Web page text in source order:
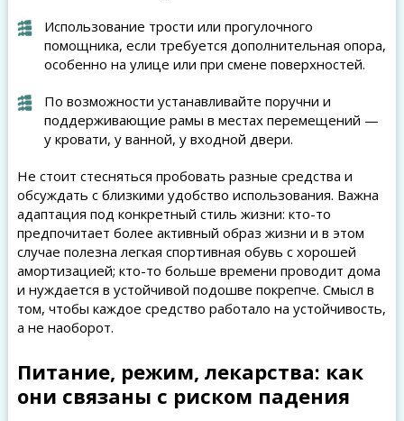
Использование трости или прогулочного
помощника, если требуется дополнительная опора,
особенно на улице или при смене поверхностей.
По возможности устанавливайте поручни и
поддерживающие рамы в местах перемещений —
у кровати, у ванной, у входной двери.
Не стоит стесняться пробовать разные средства и
обсуждать с близкими удобство использования. Важна
адаптация под конкретный стиль жизни: кто-то
предпочитает более активный образ жизни и в этом
случае полезна легкая спортивная обувь с хорошей
амортизацией; кто-то больше времени проводит дома
и нуждается в устойчивой подошве покрепче. Смысл в
том, чтобы каждое средство работало на устойчивость,
а не наоборот.
Питание, режим, лекарства: как
они связаны с риском падения